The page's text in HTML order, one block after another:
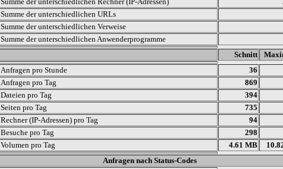
Summe der unterschiedlichen URLs
Summe der unterschiedlichen Verweise
Summe der unterschiedlichen Anwenderprogramme
Schnitt
Anfragen pro Stunde
36
Anfragen pro Tag
869
Dateien pro Tag
394
Seiten pro Tag
735
Rechner (IP-Adressen) pro Tag
94
Besuche pro Tag
298
Volumen pro Tag
4.61 MB
Anfragen nach Status-Codes